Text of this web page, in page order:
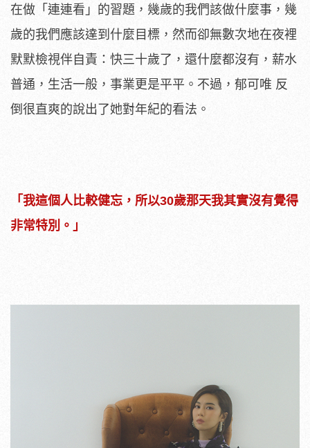
在做「連連看」的習題，幾歲的我們該做什麼事，幾
歲的我們應該達到什麼目標，然而卻無數次地在夜裡
默默檢視伴自責：快三十歲了，還什麼都沒有，薪水
普通，生活一般，事業更是平平。不過，郁可唯 反
倒很直爽的說出了她對年紀的看法。
「我這個人比較健忘，所以30歲那天我其實沒有覺得
非常特別。」